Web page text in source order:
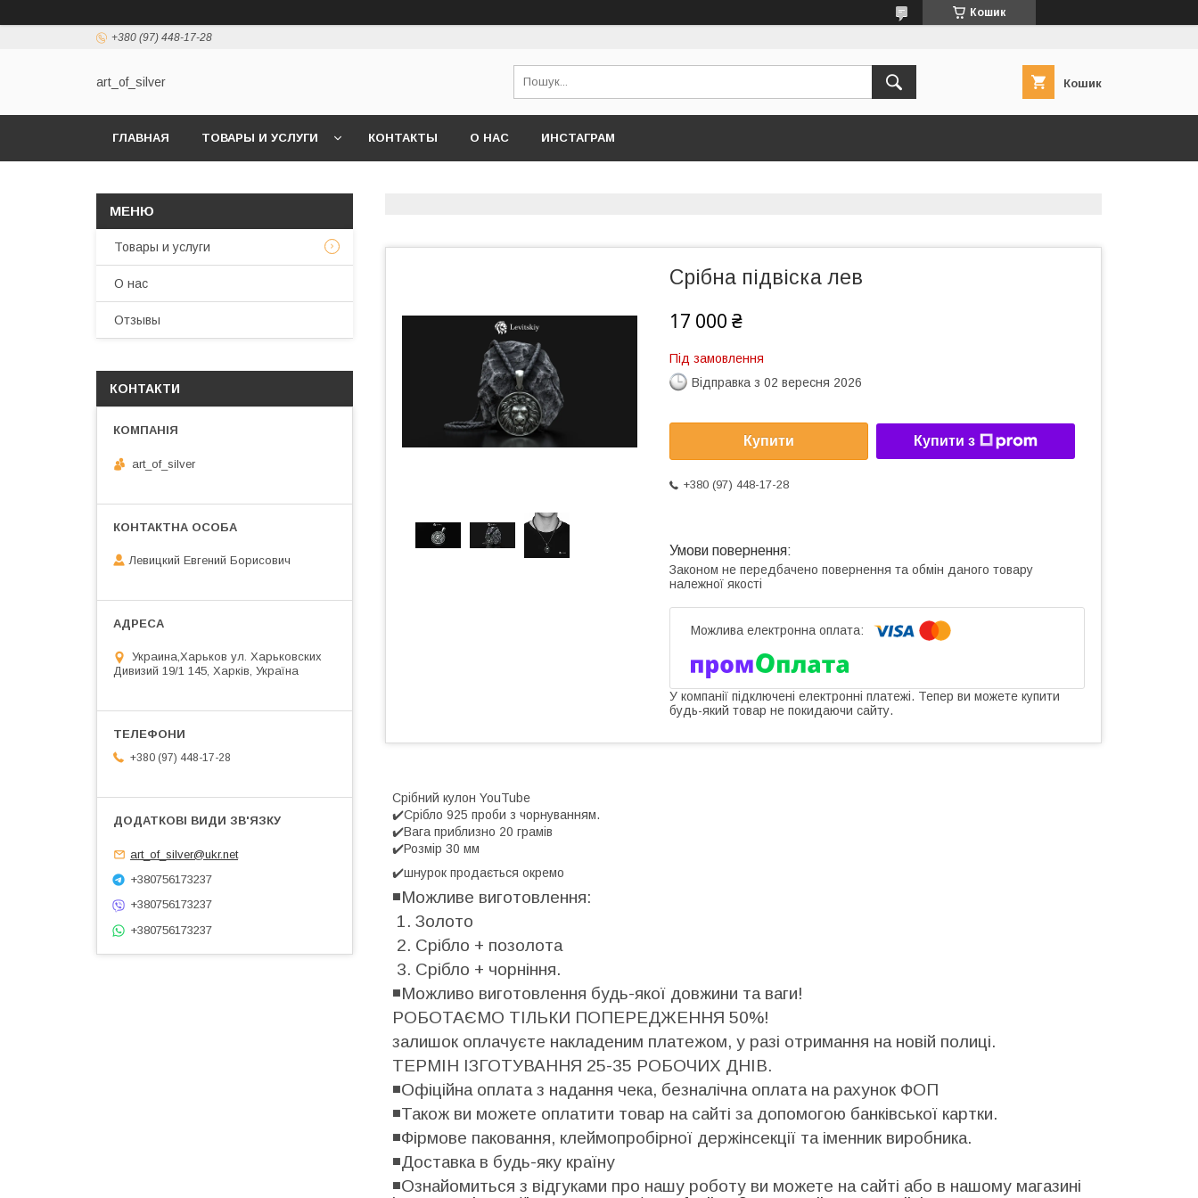
Кошик
+380 (97) 448-17-28
art_of_silver Кошик
ГЛАВНАЯ ТОВАРЫ И УСЛУГИ КОНТАКТЫ О НАС ИНСТАГРАМ
Срібна підвіска лев
17 000 ₴
Під замовлення
Відправка з 02 вересня 2026
Купити Купити з
+380 (97) 448-17-28
Законом не передбачено повернення та обмін даного товару
належної якості
У компанії підключені електронні платежі. Тепер ви можете купити
будь-який товар не покидаючи сайту.
Срібний кулон YouTube
✔️Срібло 925 проби з чорнуванням.
✔️Вага приблизно 20 грамів
✔️Розмір 30 мм
✔️шнурок продається окремо
◾️Можливе виготовлення:
1. Золото
2. Срібло + позолота
3. Срібло + чорніння.
◾️Можливо виготовлення будь-якої довжини та ваги!
РОБОТАЄМО ТІЛЬКИ ПОПЕРЕДЖЕННЯ 50%!
залишок оплачуєте накладеним платежом, у разі отримання на новій полиці.
ТЕРМІН ІЗГОТУВАННЯ 25-35 РОБОЧИХ ДНІВ.
◾️Офіційна оплата з надання чека, безналічна оплата на рахунок ФОП
◾️Також ви можете оплатити товар на сайті за допомогою банківської картки.
◾️Фірмове паковання, клеймопробірної держінсекції та іменник виробника.
◾️Доставка в будь-яку країну
◾️Ознайомиться з відгуками про нашу роботу ви можете на сайті або в нашому магазині
Товары и услуги
О нас
Отзывы
КОНТАКТИ
art_of_silver
Левицкий Евгений Борисович
Украина,Харьков ул. Харьковских
Дивизий 19/1 145, Харків, Україна
+380 (97) 448-17-28
art_of_silver@ukr.net
+380756173237
+380756173237
+380756173237